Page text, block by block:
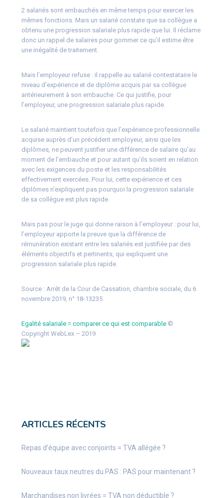
2 salariés sont embauchés en même temps pour exercer les
mêmes fonctions. Mais un salarié constate que sa collègue a
obtenu une progression salariale plus rapide que lui. Il réclame
donc un rappel de salaires pour gommer ce qu’il estime être
une inégalité de traitement.
Mais l’employeur refuse : il rappelle au salarié contestataire le
niveau d’expérience et de diplôme acquis par sa collègue
antérieurement à son embauche. Ce qui justifie, pour
l’employeur, une progression salariale plus rapide.
Le salarié maintient toutefois que l’expérience professionnelle
acquise auprès d’un précédent employeur, ainsi que les
diplômes, ne peuvent justifier une différence de salaire qu’au
moment de l’embauche et pour autant qu’ils soient en relation
avec les exigences du poste et les responsabilités
effectivement exercées. Pour lui, cette expérience et ces
diplômes n’expliquent pas pourquoi la progression salariale
de sa collègue est plus rapide.
Mais pas pour le juge qui donne raison à l’employeur : pour lui,
l’employeur apporte la preuve que la différence de
rémunération existant entre les salariés est justifiée par des
éléments objectifs et pertinents, qui expliquent une
progression salariale plus rapide.
Source : Arrêt de la Cour de Cassation, chambre sociale, du 6
novembre 2019, n° 18-13235
Egalité salariale = comparer ce qui est comparable©
Copyright WebLex – 2019
ARTICLES RÉCENTS
Repas d’équipe avec conjoints = TVA allégée ?
Nouveaux taux neutres du PAS : PAS pour maintenant ?
Marchandises non livrées = TVA non déductible ?